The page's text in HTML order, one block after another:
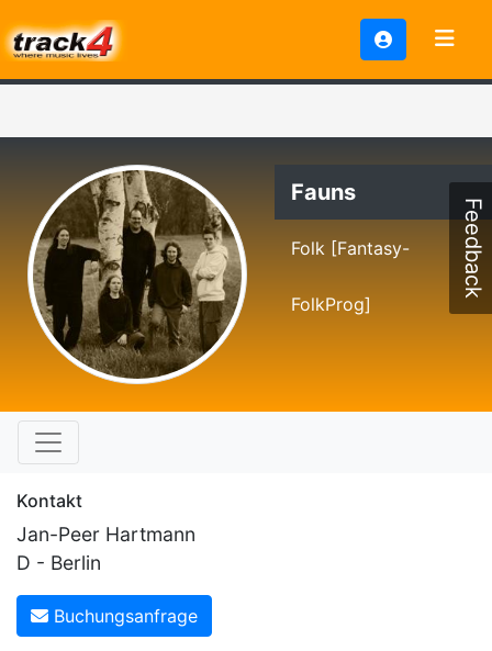
Fauns
Folk [Fantasy-
FolkProg]
Kontakt
Jan-Peer Hartmann
D - Berlin
Buchungsanfrage
Feedback